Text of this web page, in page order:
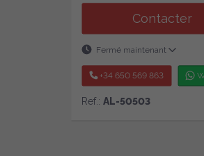
Contacter
Fermé maintenant
+34 650 569 863
Ref.: AL-50503